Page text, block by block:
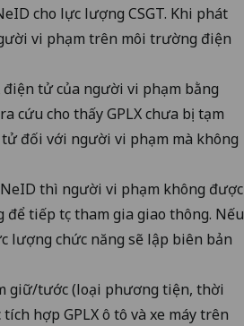
cho lực lượng CSGT. Khi phát
vi phạm trên môi trường điện
điện tử của người vi phạm bằng
cứu cho thấy GPLX chưa bị tạm
đối với người vi phạm mà không
thì người vi phạm không được
để tiếp tục tham gia giao thông. Nếu
lượng chức năng sẽ lập biên bản
giữ/tước (loại phương tiện, thời
hợp GPLX ô tô và xe máy trên